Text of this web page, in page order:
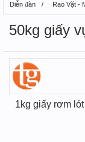
Diễn đàn Rao Vặt -
50kg giấy
1kg giấy rơm